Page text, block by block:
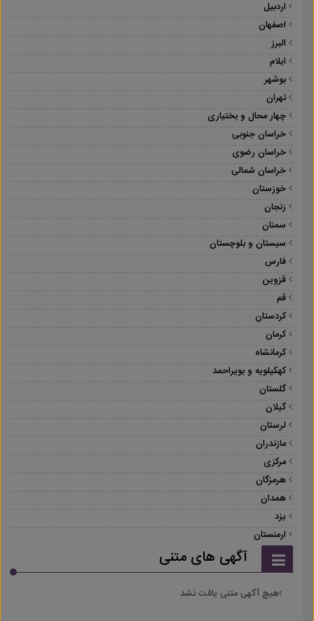
اردبیل
اصفهان
البرز
ایلام
بوشهر
تهران
چهار محال و بختیاری
خراسان جنوبی
خراسان رضوی
خراسان شمالی
خوزستان
زنجان
سمنان
سیستان و بلوچستان
فارس
قزوین
قم
کردستان
کرمان
کرمانشاه
کهکیلویه و بویراحمد
گلستان
گیلان
لرستان
مازندران
مرکزی
هرمزگان
همدان
یزد
ارمنستان
آگهی های متنی
هیچ آگهی متنی یافت نشد